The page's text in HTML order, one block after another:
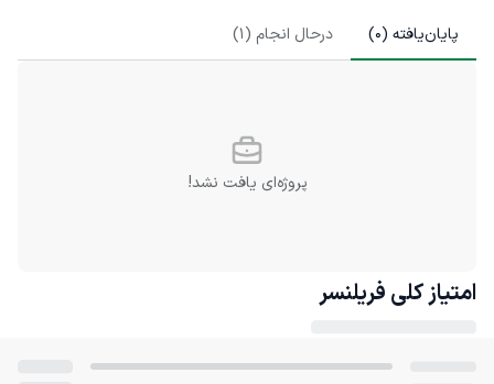
پایان‌یافته (0
) درحال انجام (1
)
پروژه‌ای یافت نشد!
امتیاز کلی فریلنسر